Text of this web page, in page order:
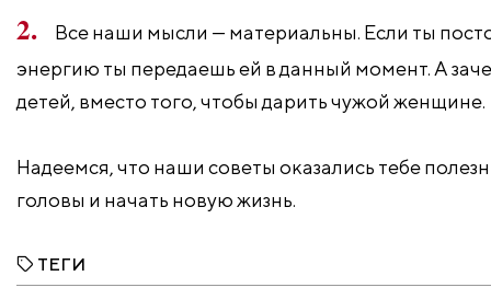
Все наши мысли — материальны. Если ты
энергию ты передаешь ей в данный момент. А
детей, вместо того, чтобы дарить чужой женщине.
Надеемся, что наши советы оказались тебе
головы и начать новую жизнь.
ТЕГИ